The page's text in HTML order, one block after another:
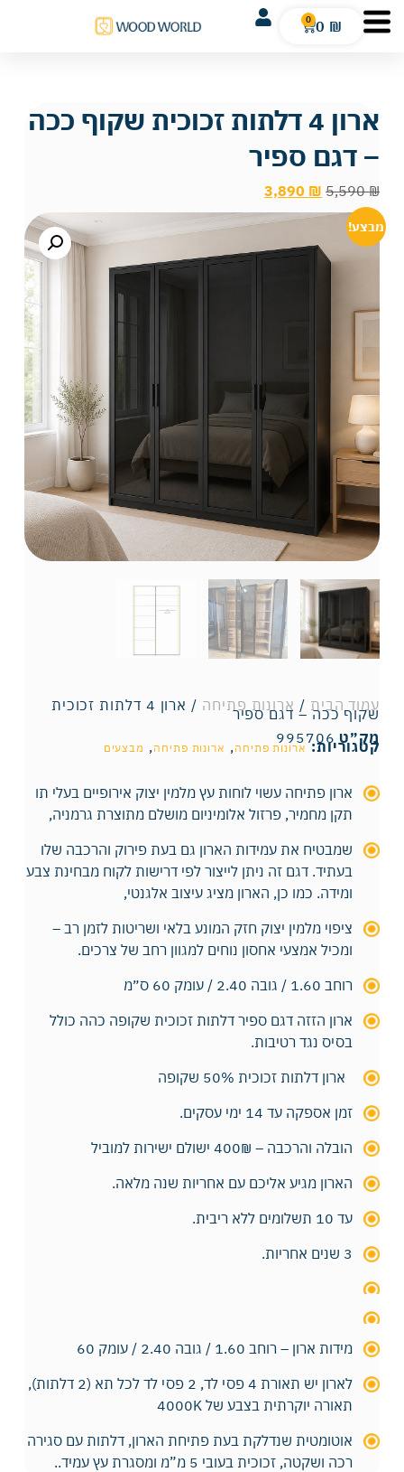
0 ₪
0
ארון 4 דלתות זכוכית שקוף ככה
– דגם ספיר
5,590₪
3,890 ₪
מבצע!
עמוד הבית / ארונות פתיחה / ארון 4 דלתות זכוכית
שקוף ככה – דגם ספיר
מק״ט 995706קטגוריות: ארונות פתיחה, ארונות פתיחה, מבצעים
ארון פתיחה עשוי לוחות עץ מלמין יצוק אירופיים בעלי תו
תקן מחמיר, פרזול אלומיניום מושלם מתוצרת גרמניה,
שמבטיח את עמידות הארון גם בעת פירוק והרכבה שלו
בעתיד. דגם זה ניתן לייצור לפי דרישות לקוח מבחינת צבע
ומידה. כמו כן, הארון מציג עיצוב אלגנטי,
ציפוי מלמין יצוק חזק המונע בלאי ושריטות לזמן רב –
ומכיל אמצעי אחסון נוחים למגוון רחב של צרכים.
רוחב 1.60 / גובה 2.40 / עומק 60 ס״מ
ארון הזזה דגם ספיר דלתות זכוכית שקופה כהה כולל
בסיס נגד רטיבות.
ארון דלתות זכוכית 50% שקופה
זמן אספקה עד 14 ימי עסקים.
הובלה והרכבה – 400₪ ישולם ישירות למוביל
הארון מגיע אליכם עם אחריות שנה מלאה.
עד 10 תשלומים ללא ריבית.
3 שנים אחריות.
מידות ארון – רוחב 1.60 / גובה 2.40 / עומק 60
לארון יש תאורת 4 פסי לד, 2 פסי לד לכל תא (2 דלתות),
תאורה יוקרתית בצבע של 4000K
אוטומטית שנדלקת בעת פתיחת הארון, דלתות עם סגירה
רכה ושקטה, זכוכית בעובי 5 מ”מ ומסגרת עץ עמיד..